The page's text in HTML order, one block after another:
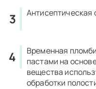
Антисептическая
Временная
пастами на
вещества
обработки